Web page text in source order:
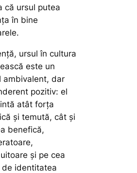
că ursul putea
în bine
ursul în cultura
este un
ambivalent, dar
pozitiv: el
atât forța
și temută, cât și
benefică,
și pe cea
de identitatea